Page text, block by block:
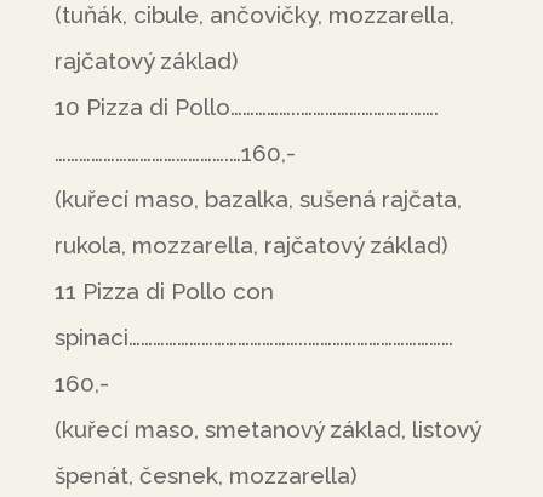
(tuňák, cibule, ančovičky, mozzarella,
rajčatový základ)
10 Pizza di Pollo……………..…………………………….
…………………………………….…160,-
(kuřecí maso, bazalka, sušená rajčata,
rukola, mozzarella, rajčatový základ)
11 Pizza di Pollo con
spinaci……………………………………..………………………………
160,-
(kuřecí maso, smetanový základ, listový
špenát, česnek, mozzarella)